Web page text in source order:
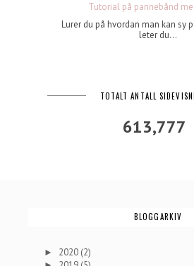
Tutorial på pannebånd
Lurer du på hvordan man kan sy
leter du...
TOTALT ANTALL
613,777
BLOGGARKIV
► 2020 (2)